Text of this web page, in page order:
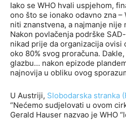
Iako se WHO hvali uspjehom,
ono što se ionako odavno zna –
niti znanstvena, a najmanje nije
Nakon povlačenja podrške
nikad prije da organizacija ovisi
oko 80% svog proračuna.
glazbu… nakon epizode
najnovija u obliku ovog
U Austriji, Slobodarska stranka
“Nećemo sudjelovati u ovom
Gerald Hauser nazvao je WHO